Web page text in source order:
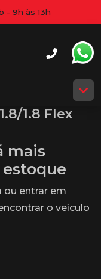
- 9h às 13h
1.8 Flex
mais
ou entrar em
o veículo